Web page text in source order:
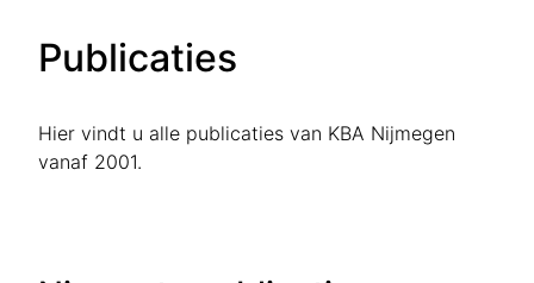
Publicaties
Hier vindt u alle publicaties van KBA Nijmegen
vanaf 2001.